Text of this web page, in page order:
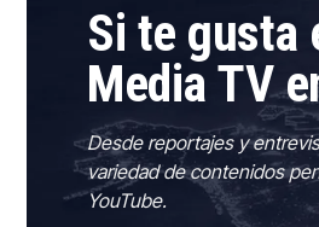
Si te gusta
Media TV
Desde reportajes y
variedad de contenidos
YouTube.